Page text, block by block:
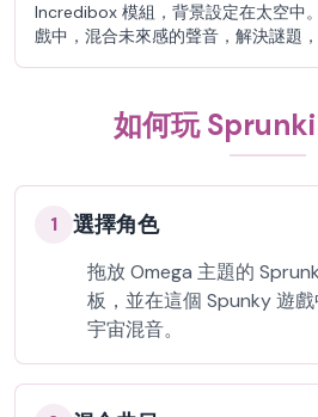
Incredibox 模組，背景設定在太空中
戲中，混合未來感的聲音，解決謎題
如何玩
1 選擇角色
拖放 Omega 主題的
板，並在這個 Spunky 遊
宇宙混音。